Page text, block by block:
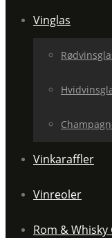
Vinglas
Vinkaraffler
Vinreoler
Rom & Whisky